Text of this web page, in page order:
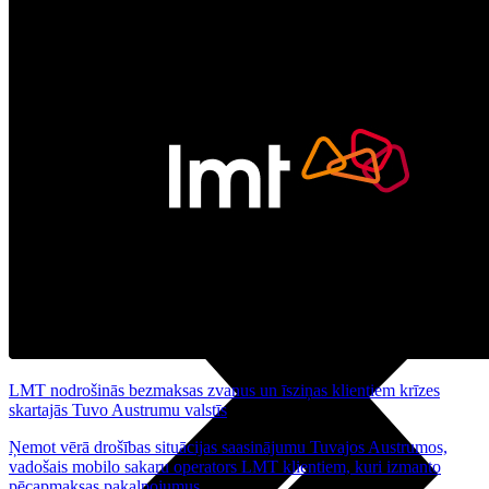
eSIM tehnoloģija
Citi pakalpojumi
LMT nodrošinās bezmaksas zvanus un īsziņas klientiem krīzes
skartajās Tuvo Austrumu valstīs
Ņemot vērā drošības situācijas saasinājumu Tuvajos Austrumos,
vadošais mobilo sakaru operators LMT klientiem, kuri izmanto